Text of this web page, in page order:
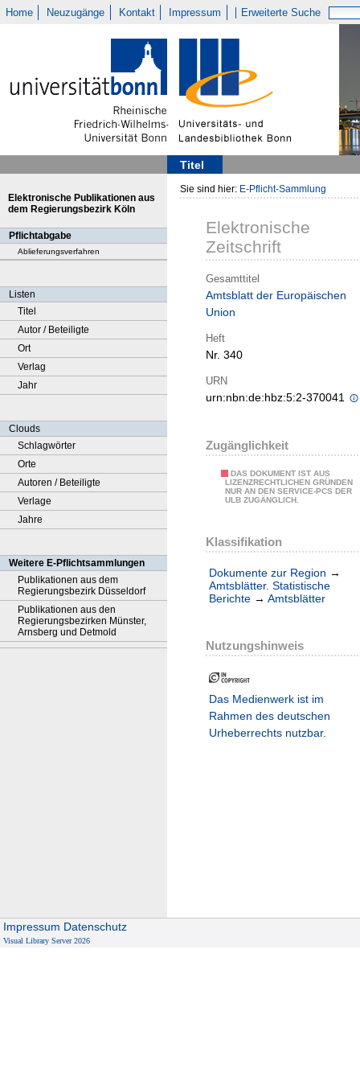
Home Neuzugänge Kontakt Impressum Erweiterte Suche
Titel
Elektronische Publikationen aus
dem Regierungsbezirk Köln
Pflichtabgabe
Ablieferungsverfahren
Listen
Titel
Autor / Beteiligte
Ort
Verlag
Jahr
Clouds
Schlagwörter
Orte
Autoren / Beteiligte
Verlage
Jahre
Weitere E-Pflichtsammlungen
Publikationen aus dem
Regierungsbezirk Düsseldorf
Publikationen aus den
Regierungsbezirken Münster,
Arnsberg und Detmold
Sie sind hier: E-Pflicht-Sammlung
Elektronische
Zeitschrift
Gesamttitel
Amtsblatt der Europäischen
Union
Heft
Nr. 340
URN
urn:nbn:de:hbz:5:2-370041
Zugänglichkeit
DAS DOKUMENT IST AUS
LIZENZRECHTLICHEN GRÜNDEN
NUR AN DEN SERVICE-PCS DER
ULB ZUGÄNGLICH.
Klassifikation
Dokumente zur Region →
Amtsblätter. Statistische
Berichte → Amtsblätter
Nutzungshinweis
Das Medienwerk ist im
Rahmen des deutschen
Urheberrechts nutzbar.
Impressum Datenschutz
Visual Library Server 2026